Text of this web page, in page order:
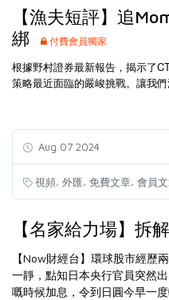
【漁夫短評】追
綁
付費會員獨家
根據野村證券最新報告，揭示了
策略最近面臨的嚴峻挑戰。讓我
Aug 07 2024
視頻, 外匯, 免費文章, 會員
【名家給力場】拆
【Now財經台】環球股市經歷
一靜，點知日本央行官員突然
嘅時候加息，令到日圓今早一